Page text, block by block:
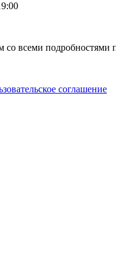
всеми подробностями
соглашение